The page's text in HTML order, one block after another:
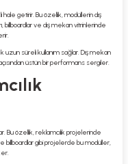
hale getirir. Bu özellik, modüllerin dış
billboardlar ve dış mekan vitrinlerinde
uzun süreli kullanım sağlar. Dış mekan
üstün bir performans sergiler.
Bu özellik, reklamcılık projelerinde
billboardlar gibi projelerde bu modüller,